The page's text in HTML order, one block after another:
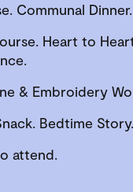
Communal Dinner.
Heart to
& Embroidery
Bedtime Story.
attend.